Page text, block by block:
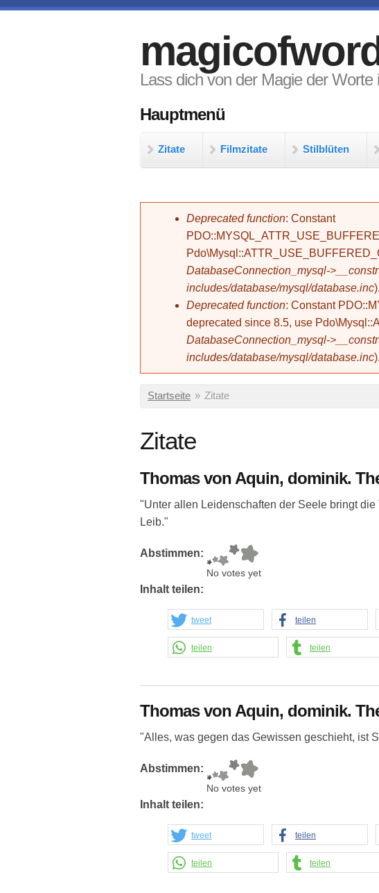
Lass dich von der Magie der Worte
Hauptmenü
Zitate Filmzitate Stilblüten
Fehlermeldung
Deprecated function: Constant
DatabaseConnection_mysql-
includes/database/mysql/database.inc).
Deprecated function: Constant
deprecated since 8.5, use
DatabaseConnection_mysql-
includes/database/mysql/database.inc).
Sie sind hier
Startseite » Zitate
Zitate
Thomas von Aquin, dominik.
"Unter allen Leidenschaften der Seele bringt
Leib."
Abstimmen:
No votes yet
Inhalt teilen:
tweet teilen
teilen teilen
Thomas von Aquin, dominik.
"Alles, was gegen das Gewissen geschieht, ist
Abstimmen:
No votes yet
Inhalt teilen:
tweet teilen
teilen teilen